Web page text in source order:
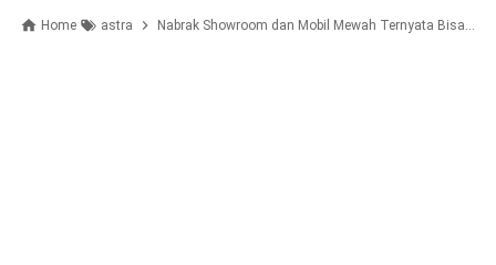
Home astra Nabrak Showroom dan Mobil Mewah Ternyata Bisa Ditanggung Asuransi Astra, Ini Ketentuannya